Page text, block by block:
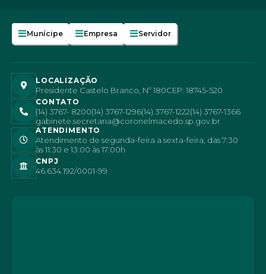
Munícipe Empresa Servidor
LOCALIZAÇÃO
Presidente Castelo Branco, Nº 180CEP: 18745-520
CONTATO
(14) 3767- 8200(14) 3767-1296(14) 3767-1222(14) 3767-1366
gabinete.secretaria@coronelmacedo.sp.gov.br
ATENDIMENTO
Atendimento de segunda-feira a sexta-feira, das 7:30
às 11:30 e 13:00 às 17:00h
CNPJ
46.634.192/0001-99